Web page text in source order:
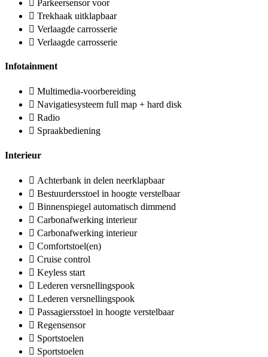
Parkeersensor voor
Trekhaak uitklapbaar
Verlaagde carrosserie
Verlaagde carrosserie
Infotainment
Multimedia-voorbereiding
Navigatiesysteem full map + hard disk
Radio
Spraakbediening
Interieur
Achterbank in delen neerklapbaar
Bestuurdersstoel in hoogte verstelbaar
Binnenspiegel automatisch dimmend
Carbonafwerking interieur
Carbonafwerking interieur
Comfortstoel(en)
Cruise control
Keyless start
Lederen versnellingspook
Lederen versnellingspook
Passagiersstoel in hoogte verstelbaar
Regensensor
Sportstoelen
Sportstoelen